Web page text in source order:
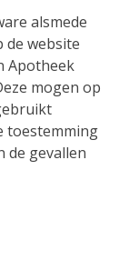
alsmede
de website
Apotheek
mogen op
toestemming
de gevallen